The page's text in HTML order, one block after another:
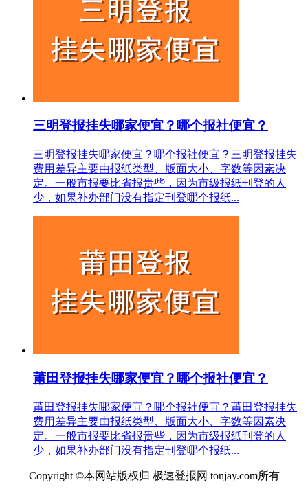
三明登报挂失哪家便宜？哪个报社便宜？
三明登报挂失哪家便宜？哪个报社便宜？三明登报挂失
费用差异主要由报纸类型、版面大小、字数等因素决
定。一般市报要比省报贵些，因为市级报纸刊登的人
少，如果补办部门没有指定刊登哪个报纸...
莆田登报挂失哪家便宜？哪个报社便宜？
莆田登报挂失哪家便宜？哪个报社便宜？莆田登报挂失
费用差异主要由报纸类型、版面大小、字数等因素决
定。一般市报要比省报贵些，因为市级报纸刊登的人
少，如果补办部门没有指定刊登哪个报纸...
Copyright ©本网站版权归 极速登报网 tonjay.com所有